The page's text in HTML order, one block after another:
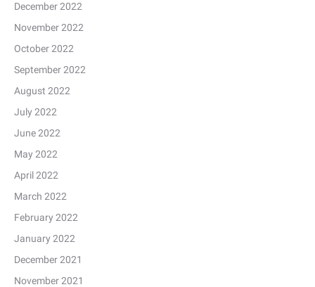
December 2022
November 2022
October 2022
September 2022
August 2022
July 2022
June 2022
May 2022
April 2022
March 2022
February 2022
January 2022
December 2021
November 2021